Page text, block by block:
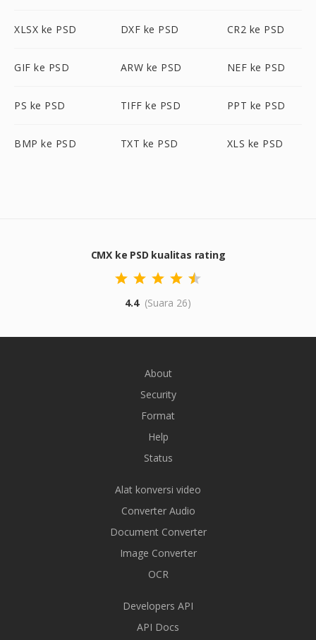
XLSX ke PSD DXF ke PSD CR2 ke PSD
GIF ke PSD ARW ke PSD NEF ke PSD
PS ke PSD TIFF ke PSD PPT ke PSD
BMP ke PSD TXT ke PSD XLS ke PSD
CMX ke PSD kualitas rating
4.4 (Suara 26)
About
Security
Format
Help
Status
Alat konversi video
Converter Audio
Document Converter
Image Converter
OCR
Developers API
API Docs